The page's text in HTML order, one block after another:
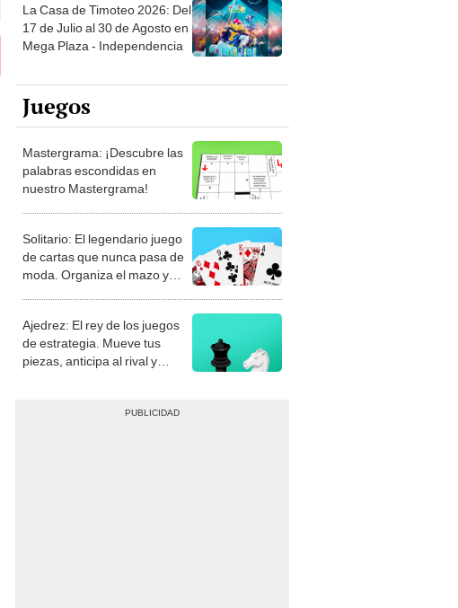
La Casa de Timoteo 2026: Del
17 de Julio al 30 de Agosto en
Mega Plaza - Independencia
Juegos
Mastergrama: ¡Descubre las
palabras escondidas en
nuestro Mastergrama!
Solitario: El legendario juego
de cartas que nunca pasa de
moda. Organiza el mazo y
Ajedrez: El rey de los juegos
de estrategia. Mueve tus
piezas, anticipa al rival y